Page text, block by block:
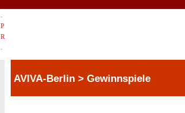
P
R
AVIVA-Berlin > Gewinnspiele